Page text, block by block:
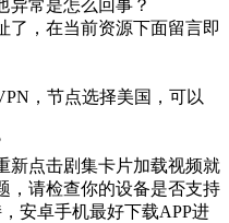
异常是怎么回事？
了，在当前资源下面留言即
，节点选择美国，可以
新点击剧集卡片加载视频就
，请检查你的设备是否支持
安卓手机最好下载APP进